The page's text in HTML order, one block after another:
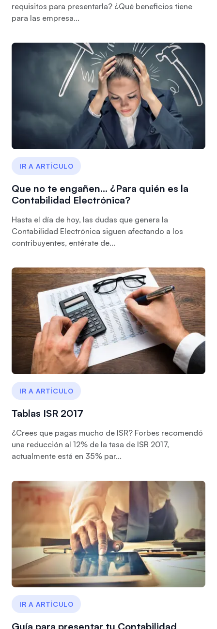
requisitos para presentarla? ¿Qué beneficios tiene
para las empresa...
IR A ARTÍCULO
Que no te engañen… ¿Para quién es la
Contabilidad Electrónica?
Hasta el día de hoy, las dudas que genera la
Contabilidad Electrónica siguen afectando a los
contribuyentes, entérate de...
IR A ARTÍCULO
Tablas ISR 2017
¿Crees que pagas mucho de ISR? Forbes recomendó
una reducción al 12% de la tasa de ISR 2017,
actualmente está en 35% par...
IR A ARTÍCULO
Guía para presentar tu Contabilidad